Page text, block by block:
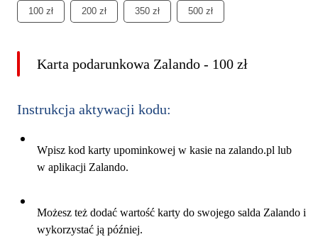
100 zł 200 zł 350 zł 500 zł
Karta podarunkowa Zalando - 100 zł
Instrukcja aktywacji kodu:
Wpisz kod karty upominkowej w kasie na zalando.pl lub
w aplikacji Zalando.
Możesz też dodać wartość karty do swojego salda Zalando i
wykorzystać ją później.